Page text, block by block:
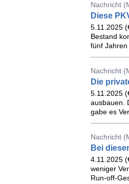
Nachricht
Diese
5.11.2025
Bestand
fünf Jahren
Nachricht
Die
5.11.2025
ausbauen.
gabe es
Nachricht
Bei
4.11.2025
weniger
Run-off-